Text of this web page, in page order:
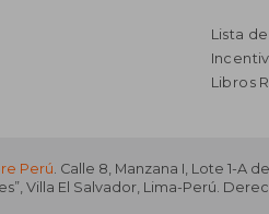
Lista
Libros
Perú. Calle 8, Manzana I, Lote 1-A
Villa El Salvador, Lima-Perú.